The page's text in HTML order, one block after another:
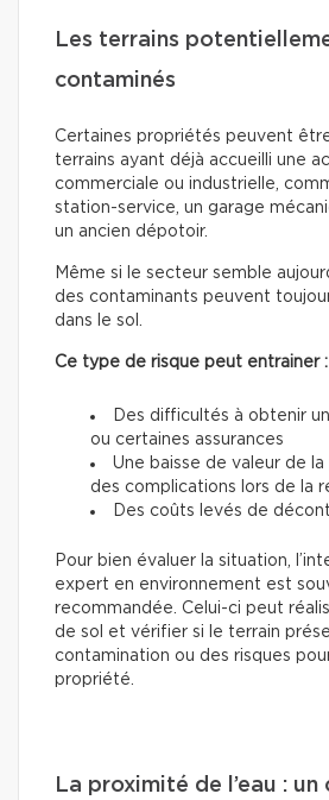
Les terrains
contaminés
Certaines propriétés peuvent
terrains ayant déjà accueilli une
commerciale ou industrielle,
station-service, un garage
un ancien dépotoir.
Même si le secteur semble
des contaminants peuvent
dans le sol.
Ce type de risque peut entrainer :
Des difficultés à obtenir
ou certaines assurances
Une baisse de valeur de
des complications lors de la
Des coûts levés de
Pour bien évaluer la situation,
expert en environnement est
recommandée. Celui-ci peut
de sol et vérifier si le terrain
contamination ou des risques
propriété.
La proximité de l’eau : un